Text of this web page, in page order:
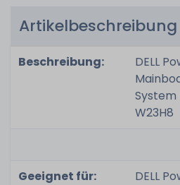
Artikelbeschreibung
Beschreibung:
DELL
System
W23H8
Geeignet für: DELL